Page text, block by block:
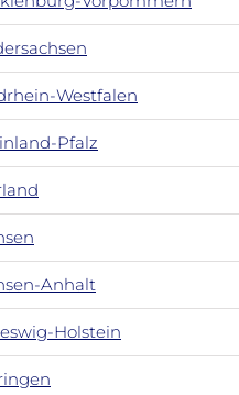
Westfalen
Pfalz
Anhalt
Holstein